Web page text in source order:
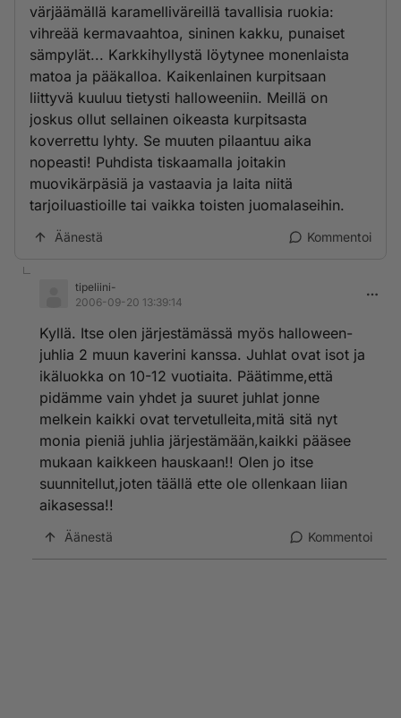
värjäämällä karamelliväreillä tavallisia ruokia:
vihreää kermavaahtoa, sininen kakku, punaiset
sämpylät... Karkkihyllystä löytynee monenlaista
matoa ja pääkalloa. Kaikenlainen kurpitsaan
liittyvä kuuluu tietysti halloweeniin. Meillä on
joskus ollut sellainen oikeasta kurpitsasta
koverrettu lyhty. Se muuten pilaantuu aika
nopeasti! Puhdista tiskaamalla joitakin
muovikärpäsiä ja vastaavia ja laita niitä
tarjoiluastioille tai vaikka toisten juomalaseihin.
Äänestä Kommentoi
tipeliini-
2006-09-20 13:39:14
Kyllä. Itse olen järjestämässä myös halloween-
juhlia 2 muun kaverini kanssa. Juhlat ovat isot ja
ikäluokka on 10-12 vuotiaita. Päätimme,että
pidämme vain yhdet ja suuret juhlat jonne
melkein kaikki ovat tervetulleita,mitä sitä nyt
monia pieniä juhlia järjestämään,kaikki pääsee
mukaan kaikkeen hauskaan!! Olen jo itse
suunnitellut,joten täällä ette ole ollenkaan liian
aikasessa!!
Äänestä Kommentoi